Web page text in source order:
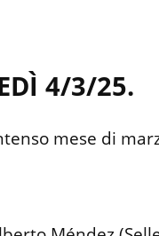
4/3/25.
mese di